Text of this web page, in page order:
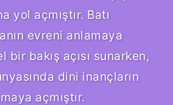
yol açmıştır. Batı
evreni anlamaya
bakış açısı sunarken,
dini inançların
açmıştır.